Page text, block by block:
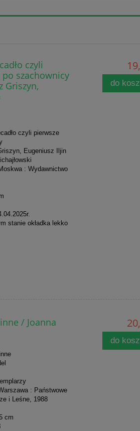
czyli
szachownicy
Griszyn,
czyli pierwsze
Eugeniusz Iljin
: Wydawnictwo
stanie okładka lekko
do
/ Joanna
: Państwowe
i Leśne, 1988
cm
do